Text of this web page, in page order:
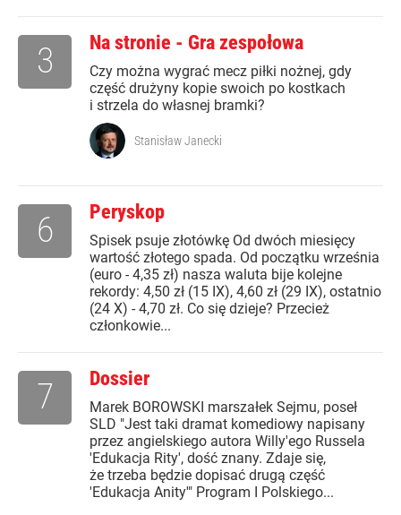
Na stronie - Gra zespołowa
Czy można wygrać mecz piłki nożnej, gdy
część drużyny kopie swoich po kostkach
i strzela do własnej bramki?
3
Stanisław Janecki
Peryskop
Spisek psuje złotówkę Od dwóch miesięcy
wartość złotego spada. Od początku września
(euro - 4,35 zł) nasza waluta bije kolejne
rekordy: 4,50 zł (15 IX), 4,60 zł (29 IX), ostatnio
(24 X) - 4,70 zł. Co się dzieje? Przecież
członkowie...
6
Dossier
Marek BOROWSKI marszałek Sejmu, poseł
SLD "Jest taki dramat komediowy napisany
przez angielskiego autora Willy'ego Russela
'Edukacja Rity', dość znany. Zdaje się,
że trzeba będzie dopisać drugą część
'Edukacja Anity'" Program I Polskiego...
7